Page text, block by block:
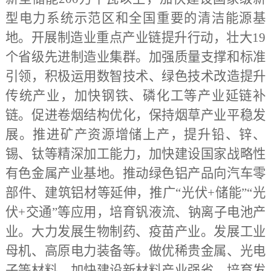
型电力系统示范区和全国重要的清洁能源基
地。开展制造业重点产业链提升行动，壮大19
个省级先进制造业集群。加强质量支撑和标准
引领，积极运用数智技术、绿色技术改造提升
传统产业，加快钢铁、磷化工等产业延链补
链。促进卷烟结构优化，保持烟草产业平稳发
展。推进矿产资源增储上产，提升铅、锌、
锡、钛等精深加工能力，加快建设国家战略性
有色金属产业基地。推动绿色铝产品向汽车零
部件、建筑铝材等延伸，推广“光伏+储能”“光
伏+交通”等应用，培育钒液流、钠离子电池产
业。大力发展生物制药、疫苗产业。发展工业
母机、高原电力装备等。做优稀贵金属、光电